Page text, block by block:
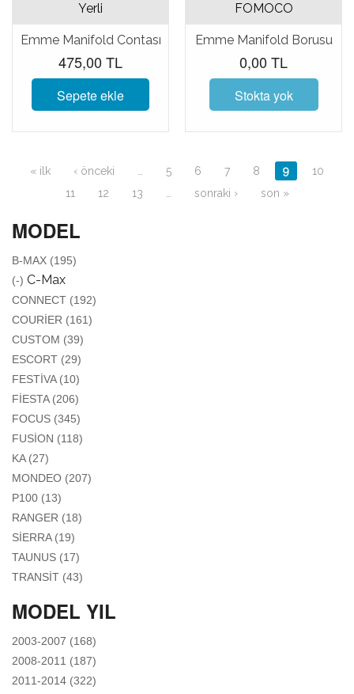
Yerli
Emme Manifold Contası
475,00 TL
Sepete ekle
FOMOCO
Emme Manifold Borusu
0,00 TL
Stokta yok
Sayfalar
« ilk ‹ önceki 5 6 7 8 9
10
11
12 13 … sonraki › son »
MODEL
B-MAX (195)
(-) REMOVE C-MAX FILTER
C-Max
CONNECT (192)
COURIER (161)
CUSTOM (39)
ESCORT (29)
FESTIVA (10)
FIESTA (206)
FOCUS (345)
FUSION (118)
KA (27)
MONDEO (207)
P100 (13)
RANGER (18)
SIERRA (19)
TAUNUS (17)
TRANSIT (43)
MODEL YIL
2003-2007 (168)
2008-2011 (187)
2011-2014 (322)